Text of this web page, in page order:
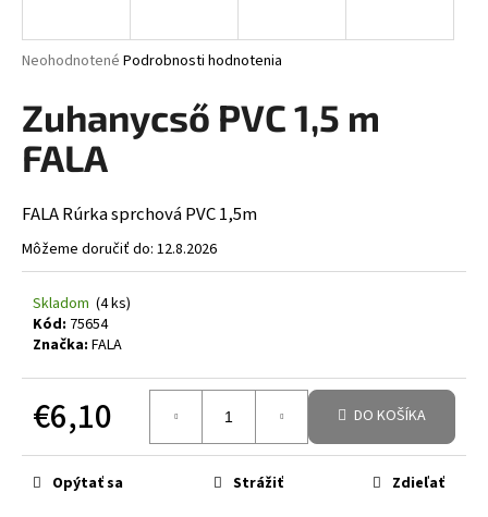
Priemerné hodnotenie produktu je 0,0 z 5 hviezdičiek.
Neohodnotené Podrobnosti hodnotenia
Zuhanycső PVC 1,5 m
FALA
FALA Rúrka sprchová PVC 1,5m
Môžeme doručiť do: 12.8.2026
Skladom (4 ks)
Kód: 75654
Značka: FALA
€6,10 DO KOŠÍKA
Opýtať sa Strážiť Zdieľať
j
ť
?
HĽADAŤ